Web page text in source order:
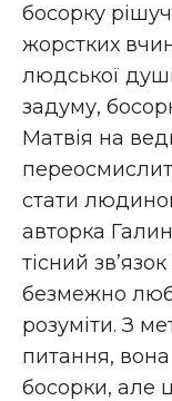
босорку
жорстких
людської
задуму,
Матвія на
стати
авторка
тісний
безмежно
розуміти. З
питання, вона
босорки, але